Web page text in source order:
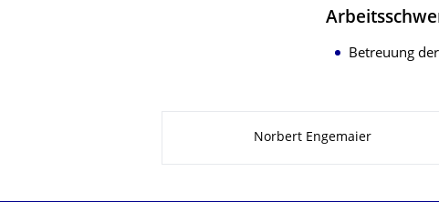
Betreuung
Norbert Engemaier